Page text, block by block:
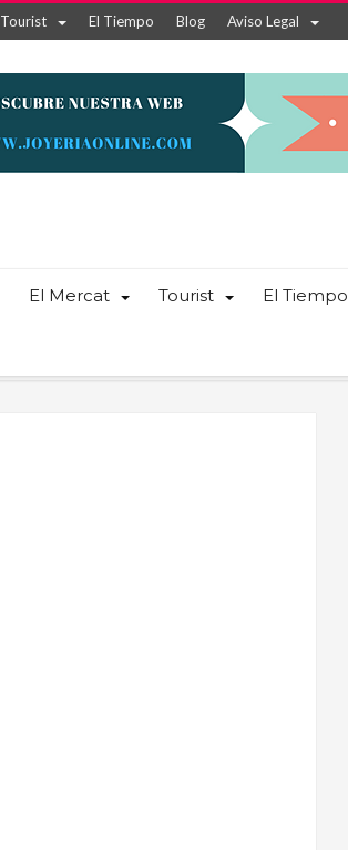
Tourist El Tiempo Blog Aviso Legal
El Mercat Tourist El Tiempo